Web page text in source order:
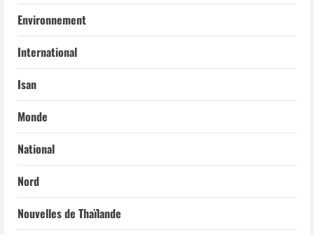
Environnement
International
Isan
Monde
National
Nord
Nouvelles de Thaïlande